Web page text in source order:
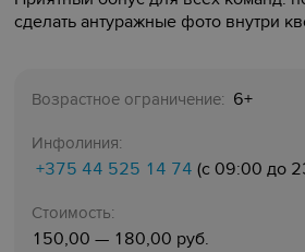
сделать антуражные фото внутри
Возрастное ограничение: 6+
Инфолиния:
+375 44 525 14 74 (с 09:00 до
Стоимость:
150,00 — 180,00 руб.